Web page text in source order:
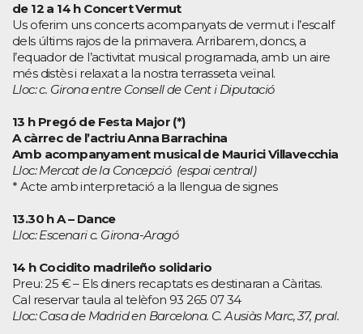
de 12 a 14 h Concert Vermut
Us oferim uns concerts acompanyats de vermut i l’escalf
dels últims rajos de la primavera. Arribarem, doncs, a
l’equador de l’activitat musical programada, amb un aire
més distès i relaxat a la nostra terrasseta veïnal.
Lloc: c. Girona entre Consell de Cent i Diputació
13 h Pregó de Festa Major (*)
A càrrec de l’actriu Anna Barrachina
Amb acompanyament musical de Maurici Villavecchia
Lloc: Mercat de la Concepció (espai central)
* Acte amb interpretació a la llengua de signes
13.30 h A – Dance
Lloc: Escenari c. Girona-Aragó
14 h Cocidito madrileño solidario
Preu: 25 € – Els diners recaptats es destinaran a Càritas.
Cal reservar taula al telèfon 93 265 07 34
Lloc: Casa de Madrid en Barcelona. C. Ausiàs Marc, 37, pral.